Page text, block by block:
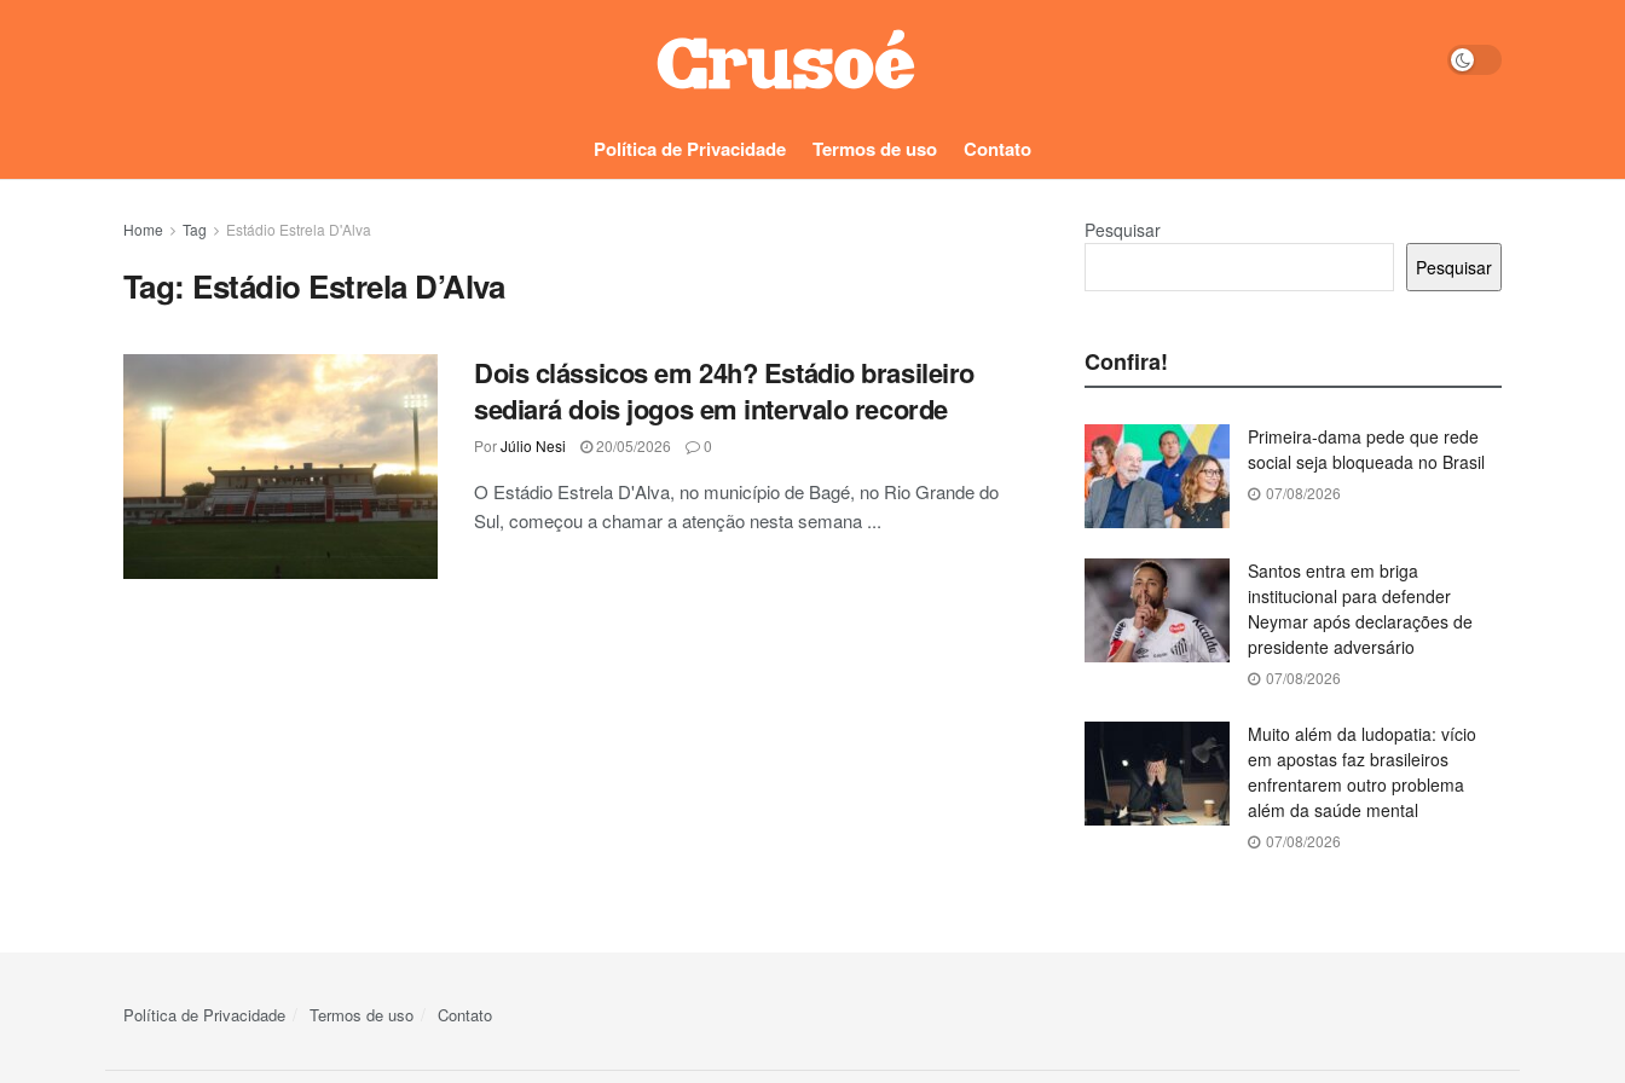
Política de Privacidade Termos de uso Contato
Home Tag Estádio Estrela D'Alva
Tag: Estádio Estrela D’Alva
Dois clássicos em 24h? Estádio brasileiro
sediará dois jogos em intervalo recorde
PorJúlio Nesi 20/05/2026 0
O Estádio Estrela D'Alva, no município de Bagé, no Rio Grande do
Sul, começou a chamar a atenção nesta semana ...
Pesquisar
Pesquisar
Confira!
Primeira-dama pede que rede
social seja bloqueada no Brasil
07/08/2026
Santos entra em briga
institucional para defender
Neymar após declarações de
presidente adversário
07/08/2026
Muito além da ludopatia: vício
em apostas faz brasileiros
enfrentarem outro problema
além da saúde mental
07/08/2026
Política de Privacidade Termos de uso Contato